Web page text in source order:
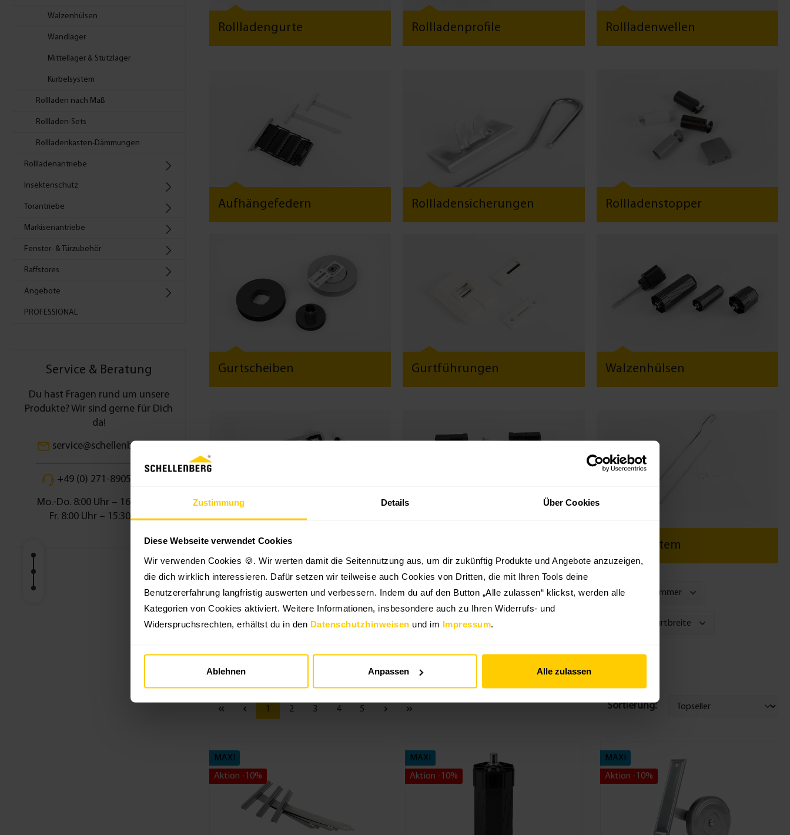
Zustimmung Details Über Cookies
Diese Webseite verwendet Cookies
Wir verwenden Cookies 🍪. Wir werten damit die Seitennutzung aus, um dir zukünftig Produkte und Angebote anzuzeigen,
die dich wirklich interessieren. Dafür setzen wir teilweise auch Cookies von Dritten, die mit Ihren Tools deine
Benutzererfahrung langfristig auswerten und verbessern. Indem du auf den Button „Alle zulassen“ klickst, werden alle
Kategorien von Cookies aktiviert. Weitere Informationen, insbesondere auch zu Ihren Widerrufs- und
Widerspruchsrechten, erhältst du in den Datenschutzhinweisen und im Impressum.
Ablehnen Anpassen Alle zulassen
Walzenhülsen
Wandlager
Mittellager & Stützlager
Kurbelsystem
Rollladen nach Maß
Rollladen-Sets
Rollladenkasten-Dämmungen
Rollladenantriebe
Insektenschutz
Torantriebe
Markisenantriebe
Fenster- & Türzubehör
Raffstores
Angebote
PROFESSIONAL
Service & Beratung
Du hast Fragen rund um unsere
Produkte? Wir sind gerne für Dich
da!
service@schellenberg.de
+49 (0) 271-89056-444
Mo.-Do. 8:00 Uhr – 16:30 Uhr
Fr. 8:00 Uhr – 15:30 Uhr
Rollladengurte Rollladenprofile Rollladenwellen
Aufhängefedern Rollladensicherungen Rollladenstopper
Gurtscheiben Gurtführungen Walzenhülsen
Wandlager Kurbelsystem
Preis Güteklasse Produktgruppe Farbe Ausstattung Für Artikelnummer
Gurtstärke Montageart Rollladensystem Gurtbreite
Wickelkapazität System
1 2 3 4 5 Sortierung:
MAXI
Aktion -10%
MAXI
Aktion -10%
MAXI
Aktion -10%